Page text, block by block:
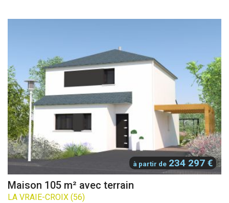
à partir de 234 297 €
Maison 105 m² avec terrain
LA VRAIE-CROIX (56)